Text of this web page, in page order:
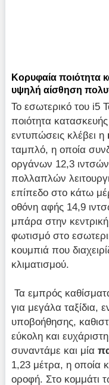
Κορυφαία ποιότητα
υψηλή αίσθηση
Το εσωτερικό του i5
ποιότητα
εντυπώσεις κλέβει η
ταμπλό, η οποία
οργάνων 12,3
πολλαπλών
επίπεδο στο κάτω
οθόνη αφής 14,9
μπάρα στην
φωτισμό στο
κουμπιά που
κλιματισμού.
Τα εμπρός
για μεγάλα
υποβοήθησης,
εύκολη και
συναντάμε και μία
1,23 μέτρα, η οποία
οροφή. Στο κομμάτι